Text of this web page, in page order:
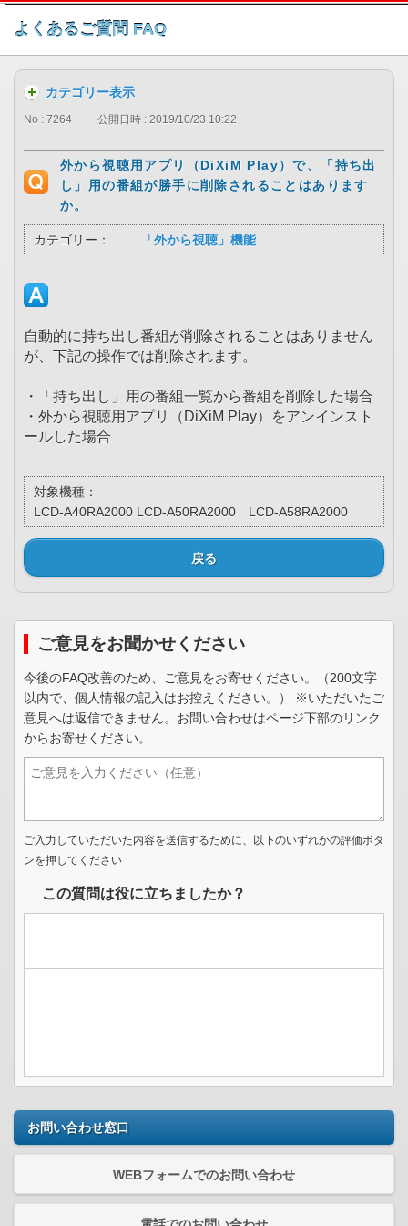
このページの本文へ
よくあるご質問 FAQ
カテゴリー表示
No : 7264 公開日時 : 2019/10/23 10:22
外から視聴用アプリ（DiXiM Play）で、「持ち出
し」用の番組が勝手に削除されることはあります
か。
カテゴリー： 「外から視聴」機能
自動的に持ち出し番組が削除されることはありません
が、下記の操作では削除されます。
・「持ち出し」用の番組一覧から番組を削除した場合
・外から視聴用アプリ（DiXiM Play）をアンインスト
ールした場合
対象機種：
LCD-A40RA2000 LCD-A50RA2000 LCD-A58RA2000
戻る
ご意見をお聞かせください
今後のFAQ改善のため、ご意見をお寄せください。（200文字
以内で、個人情報の記入はお控えください。） ※いただいたご
意見へは返信できません。お問い合わせはページ下部のリンク
からお寄せください。
ご入力していただいた内容を送信するために、以下のいずれかの評価ボタ
ンを押してください
この質問は役に立ちましたか？
お問い合わせ窓口
WEBフォームでのお問い合わせ